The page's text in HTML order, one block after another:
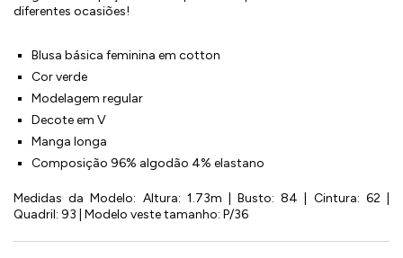
diferentes ocasiões!
Blusa básica feminina em cotton
Cor verde
Modelagem regular
Decote em V
Manga longa
Composição 96% algodão 4% elastano
Medidas da Modelo: Altura: 1.73m | Busto: 84 | Cintura: 62 |
Quadril: 93 | Modelo veste tamanho: P/36